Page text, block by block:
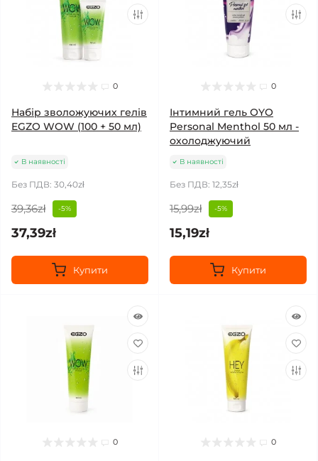
0
Набір зволожуючих гелів
EGZO WOW (100 + 50 мл)
В наявності
Без ПДВ: 30,40zł
39,36zł -5%
37,39zł
Купити
0
Інтимний гель OYO
Personal Menthol 50 мл -
охолоджуючий
В наявності
Без ПДВ: 12,35zł
15,99zł -5%
15,19zł
Купити
0 0